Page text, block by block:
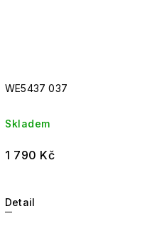
WE5437 037
Skladem
1 790 Kč
Detail